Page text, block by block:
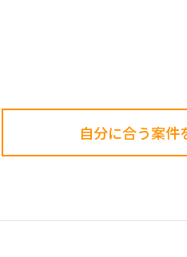
自分に合う案件